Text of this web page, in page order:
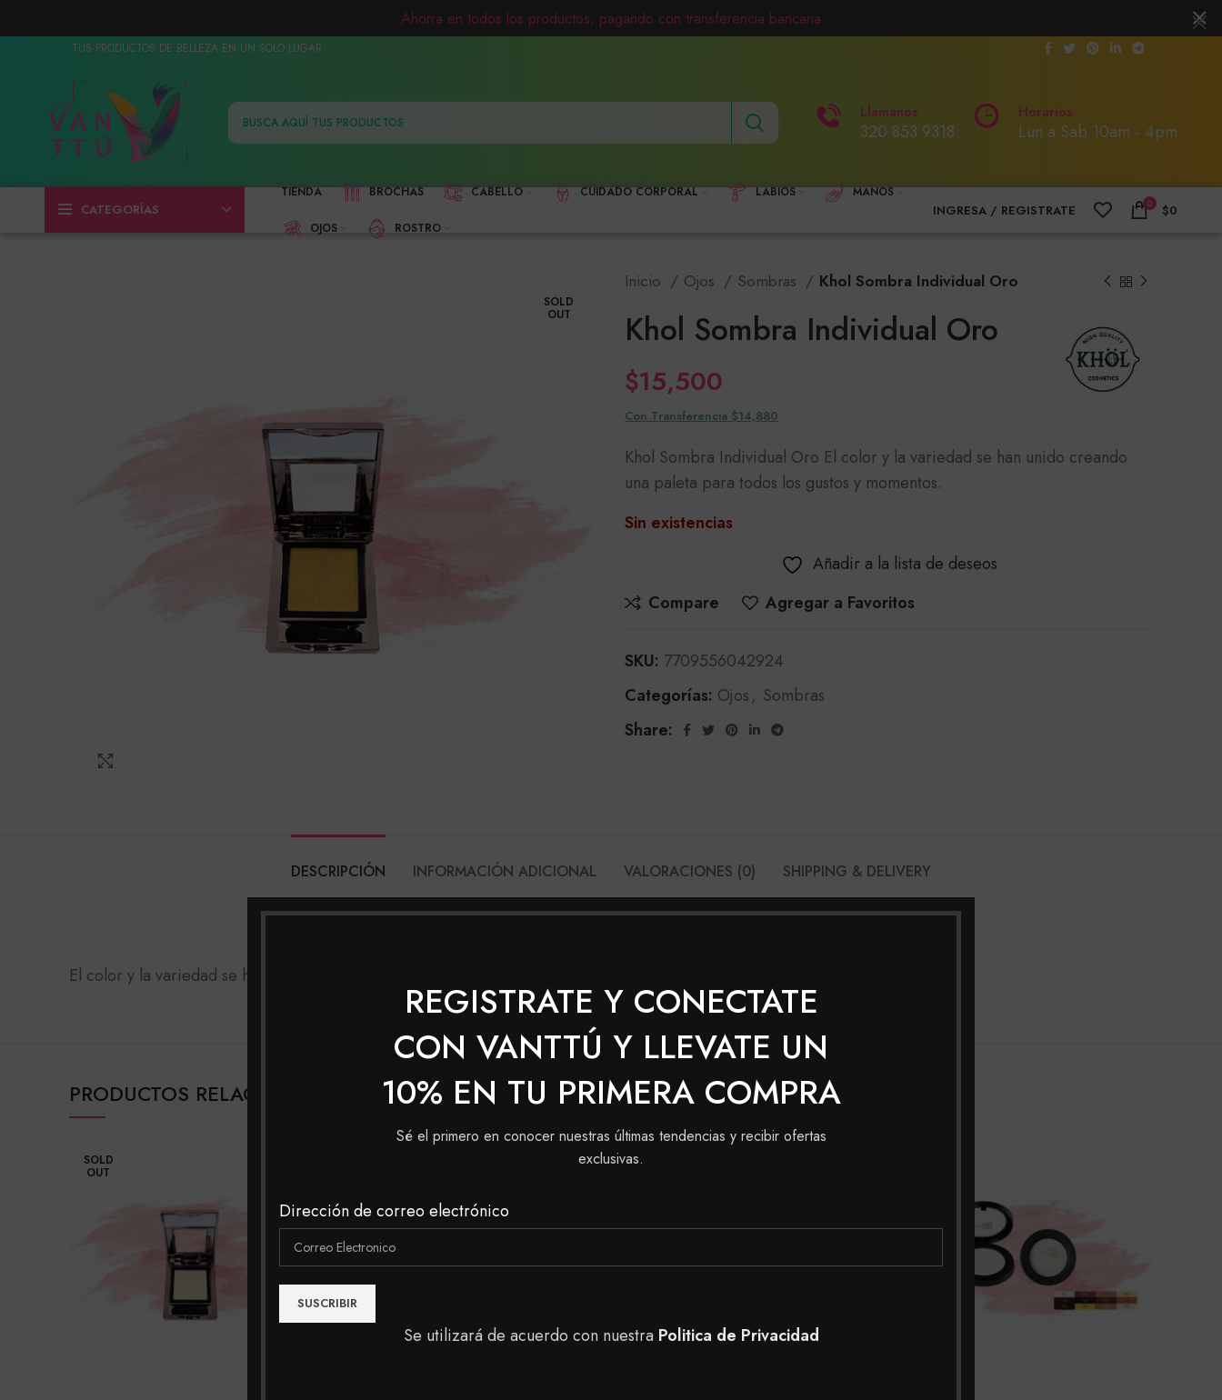
REGISTRATE Y CONECTATE
CON VANTTÚ Y LLEVATE UN
10% EN TU PRIMERA COMPRA
Sé el primero en conocer nuestras últimas tendencias y recibir ofertas
exclusivas.
Dirección de correo electrónico
Se utilizará de acuerdo con nuestra Politica de Privacidad
TUS PRODUCTOS DE BELLEZA EN UN SOLO LUGAR
Llamanos
320 853 9318
Horarios
Lun a Sab 10am - 4pm
CATEGORÍAS
TIENDA BROCHAS CABELLO CUIDADO CORPORAL LABIOS MANOS
OJOS ROSTRO
INGRESA / REGISTRATE 0 $0
SOLD
OUT
Inicio Ojos Sombras Khol Sombra Individual Oro
Khol Sombra Individual Oro
$15,500
Con Transferencia $14,880
Khol Sombra Individual Oro El color y la variedad se han unido creando
una paleta para todos los gustos y momentos.
Sin existencias
Añadir a la lista de deseos
Compare
Agregar a Favoritos
SKU: 7709556042924
Categorías: Ojos, Sombras
Share:
DESCRIPCIÓN INFORMACIÓN ADICIONAL VALORACIONES (0) SHIPPING & DELIVERY
El color y la variedad se han unido creando una paleta para todos los gustos y momentos.
PRODUCTOS RELACIONADOS
SOLD
OUT
SOLD
Ahorra en todos los productos, pagando con transferencia bancaria